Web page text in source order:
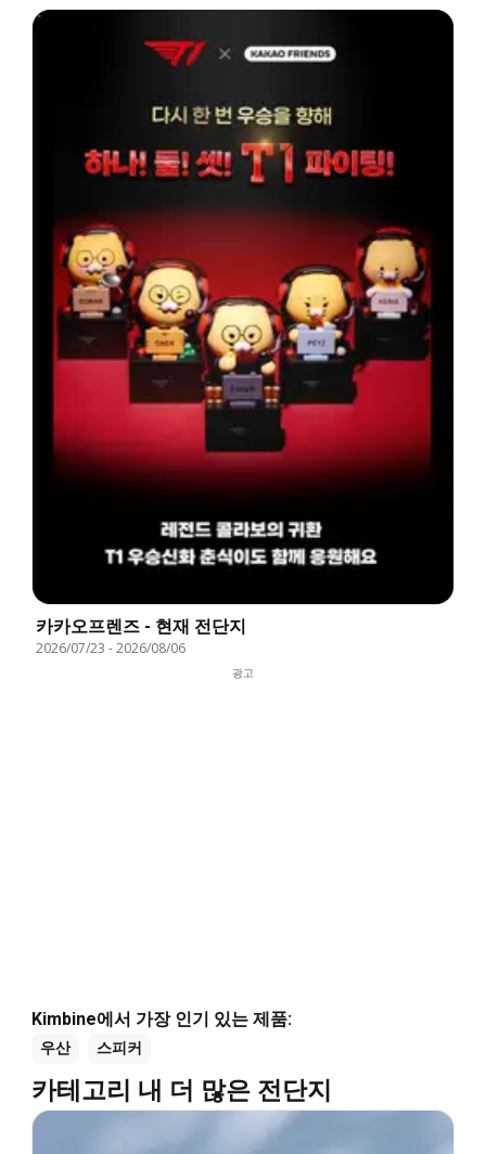
카카오프렌즈 - 현재 전단지
2026/07/23 -2026/08/06
광고
Kimbine에서 가장 인기 있는 제품:
우산 스피커
카테고리 내 더 많은 전단지